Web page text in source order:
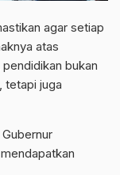
agar setiap
atas
bukan
tetapi juga